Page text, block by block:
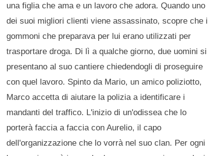
una figlia che ama e un lavoro che adora. Quando uno
dei suoi migliori clienti viene assassinato, scopre che i
gommoni che preparava per lui erano utilizzati per
trasportare droga. Di lì a qualche giorno, due uomini si
presentano al suo cantiere chiedendogli di proseguire
con quel lavoro. Spinto da Mario, un amico poliziotto,
Marco accetta di aiutare la polizia a identificare i
mandanti del traffico. L'inizio di un'odissea che lo
porterà faccia a faccia con Aurelio, il capo
dell'organizzazione che lo vorrà nel suo clan. Per ogni